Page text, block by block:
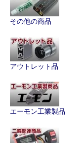
その他の商品
アウトレット品
エーモン工業製品